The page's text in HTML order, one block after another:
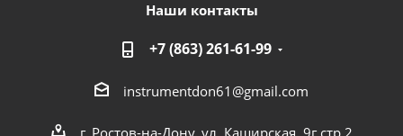
Наши контакты
+7 (863) 261-61-99
instrumentdon61@gmail.com
г. Ростов-на-Дону, ул. Каширская, 9г стр 2